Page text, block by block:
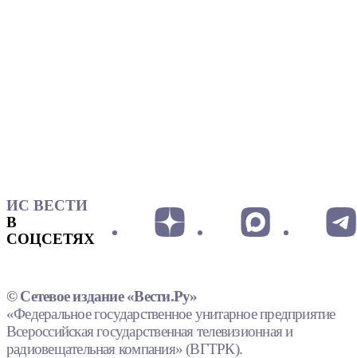
ИС ВЕСТИ
В
СОЦСЕТЯХ
© Сетевое издание «Вести.Ру»
«Федеральное государственное унитарное предприятие
Всероссийская государственная телевизионная и
радиовещательная компания» (ВГТРК).